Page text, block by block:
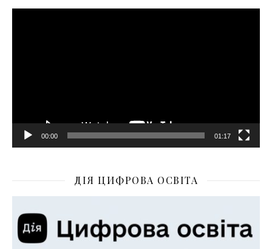
Відеопрогравач
00:00 01:17
ДІЯ ЦИФРОВА ОСВІТА